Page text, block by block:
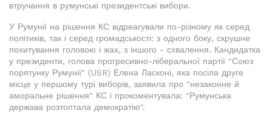
втручання в румунські президентські вибори.
У Румунії на рішення КС відреагували по-різному як серед
політиків, так і серед громадськості: з одного боку, скрушне
похитування головою і жах, з іншого - схвалення. Кандидатка
у президенти, голова прогресивно-ліберальної партії "Союз
порятунку Румунії" (USR) Елена Ласконі, яка посіла друге
місце у першому турі виборів, заявила про "незаконне й
аморальне рішення" КС і прокоментувала: "Румунська
держава розтоптала демократію".